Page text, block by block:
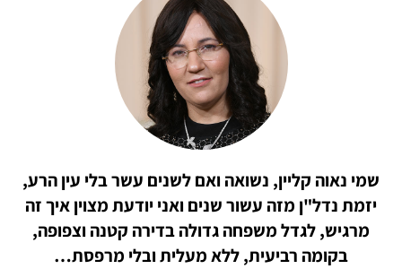
שמי נאוה קליין, נשואה ואם לשנים עשר בלי עין הרע,
יזמת נדל"ן מזה עשור שנים ואני יודעת מצוין איך זה
מרגיש, לגדל משפחה גדולה בדירה קטנה וצפופה,
בקומה רביעית, ללא מעלית ובלי מרפסת…